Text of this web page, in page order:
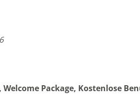
Package, Kostenlose